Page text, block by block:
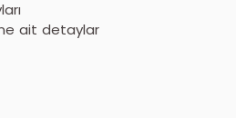
ait detaylar